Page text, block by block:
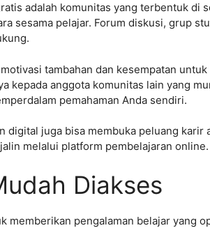
adalah komunitas yang terbentuk di
sesama pelajar. Forum diskusi, grup
tambahan dan kesempatan
kepada anggota komunitas lain yang
pemahaman Anda sendiri.
juga bisa membuka peluang karir
melalui platform pembelajaran online.
Diakses
pengalaman belajar yang